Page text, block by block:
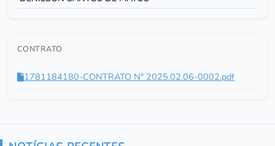
CONTRATO
1781184180-CONTRATO N° 2025.02.06-0002.pdf